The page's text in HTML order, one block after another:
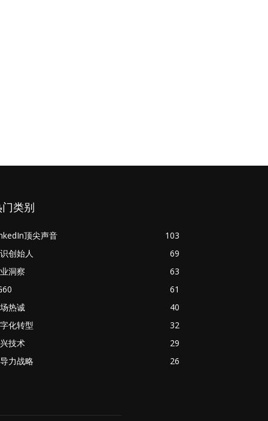
门类别
顶尖声音
103
创始人
69
洞察
63
61
热诚
40
化转型
32
技术
29
力战略
26